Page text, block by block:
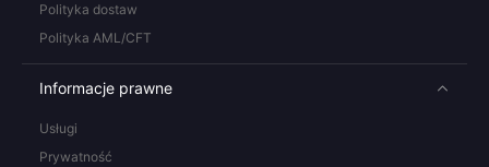
Polityka dostaw
Polityka AML/CFT
Informacje prawne
Usługi
Prywatność